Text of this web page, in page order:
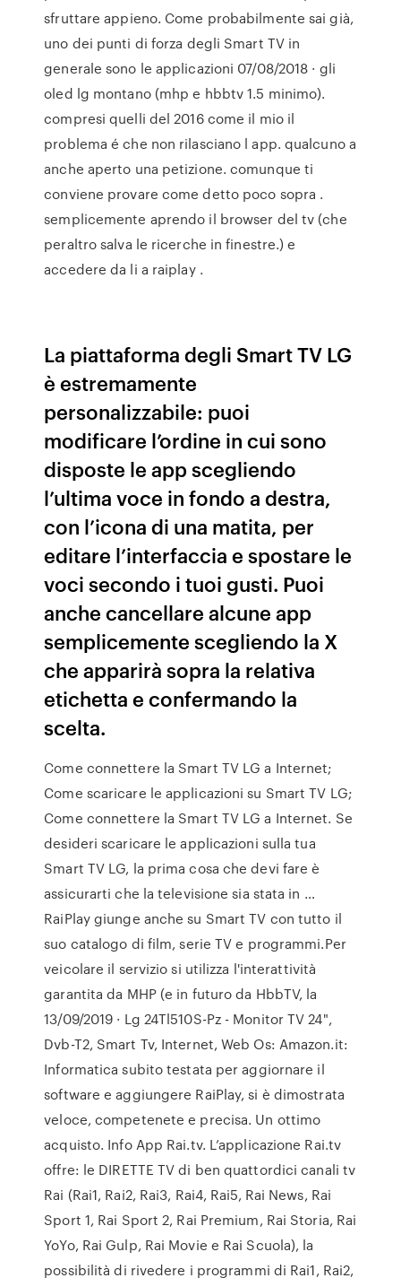
sfruttare appieno. Come probabilmente sai già,
uno dei punti di forza degli Smart TV in
generale sono le applicazioni 07/08/2018 · gli
oled lg montano (mhp e hbbtv 1.5 minimo).
compresi quelli del 2016 come il mio il
problema é che non rilasciano l app. qualcuno a
anche aperto una petizione. comunque ti
conviene provare come detto poco sopra .
semplicemente aprendo il browser del tv (che
peraltro salva le ricerche in finestre.) e
accedere da li a raiplay .
La piattaforma degli Smart TV LG
è estremamente
personalizzabile: puoi
modificare l’ordine in cui sono
disposte le app scegliendo
l’ultima voce in fondo a destra,
con l’icona di una matita, per
editare l’interfaccia e spostare le
voci secondo i tuoi gusti. Puoi
anche cancellare alcune app
semplicemente scegliendo la X
che apparirà sopra la relativa
etichetta e confermando la
scelta.
Come connettere la Smart TV LG a Internet;
Come scaricare le applicazioni su Smart TV LG;
Come connettere la Smart TV LG a Internet. Se
desideri scaricare le applicazioni sulla tua
Smart TV LG, la prima cosa che devi fare è
assicurarti che la televisione sia stata in …
RaiPlay giunge anche su Smart TV con tutto il
suo catalogo di film, serie TV e programmi.Per
veicolare il servizio si utilizza l'interattività
garantita da MHP (e in futuro da HbbTV, la
13/09/2019 · Lg 24Tl510S-Pz - Monitor TV 24",
Dvb-T2, Smart Tv, Internet, Web Os: Amazon.it:
Informatica subito testata per aggiornare il
software e aggiungere RaiPlay, si è dimostrata
veloce, competenete e precisa. Un ottimo
acquisto. Info App Rai.tv. L’applicazione Rai.tv
offre: le DIRETTE TV di ben quattordici canali tv
Rai (Rai1, Rai2, Rai3, Rai4, Rai5, Rai News, Rai
Sport 1, Rai Sport 2, Rai Premium, Rai Storia, Rai
YoYo, Rai Gulp, Rai Movie e Rai Scuola), la
possibilità di rivedere i programmi di Rai1, Rai2,